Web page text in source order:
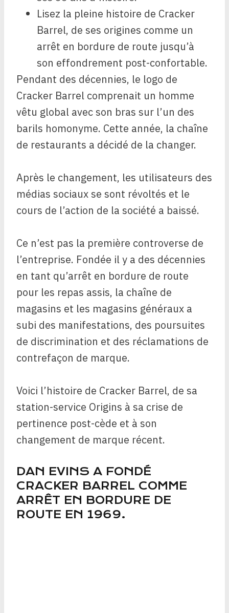
Lisez la pleine histoire de Cracker
Barrel, de ses origines comme un
arrêt en bordure de route jusqu’à
son effondrement post-confortable.
Pendant des décennies, le logo de
Cracker Barrel comprenait un homme
vêtu global avec son bras sur l’un des
barils homonyme. Cette année, la chaîne
de restaurants a décidé de la changer.
Après le changement, les utilisateurs des
médias sociaux se sont révoltés et le
cours de l’action de la société a baissé.
Ce n’est pas la première controverse de
l’entreprise. Fondée il y a des décennies
en tant qu’arrêt en bordure de route
pour les repas assis, la chaîne de
magasins et les magasins généraux a
subi des manifestations, des poursuites
de discrimination et des réclamations de
contrefaçon de marque.
Voici l’histoire de Cracker Barrel, de sa
station-service Origins à sa crise de
pertinence post-cède et à son
changement de marque récent.
DAN EVINS A FONDÉ
CRACKER BARREL COMME
ARRÊT EN BORDURE DE
ROUTE EN 1969.